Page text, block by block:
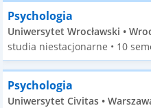
Psychologia
Uniwersytet Wrocławski •
studia niestacjonarne • 10
Psychologia
Uniwersytet Civitas •